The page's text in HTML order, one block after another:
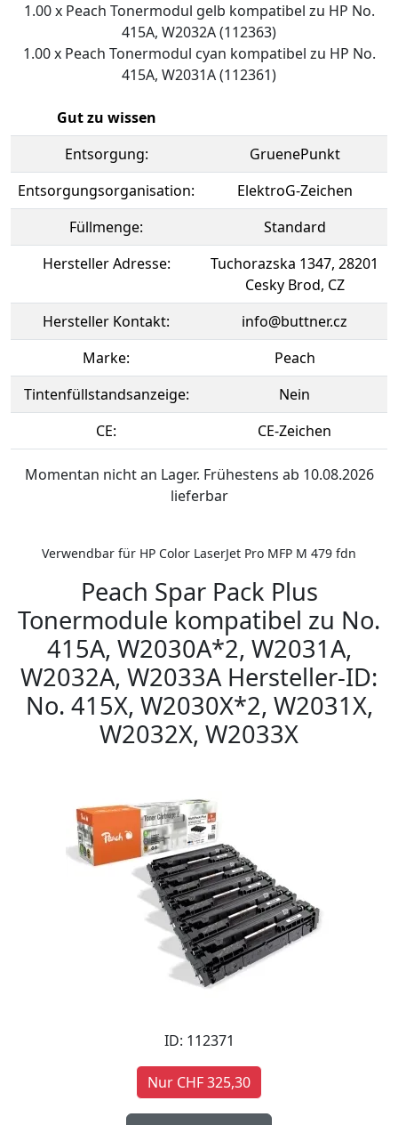
1.00 x Peach Tonermodul gelb kompatibel zu HP No.
415A, W2032A (112363)
1.00 x Peach Tonermodul cyan kompatibel zu HP No.
415A, W2031A (112361)
Gut zu wissen
Entsorgung:
GruenePunkt
Entsorgungsorganisation:
ElektroG-Zeichen
Füllmenge:
Standard
Hersteller Adresse:
Tuchorazska 1347, 28201
Cesky Brod, CZ
Hersteller Kontakt:
info@buttner.cz
Marke:
Peach
Tintenfüllstandsanzeige:
Nein
CE:
CE-Zeichen
Momentan nicht an Lager. Frühestens ab 10.08.2026
lieferbar
Verwendbar für HP Color LaserJet Pro MFP M 479 fdn
Peach Spar Pack Plus
Tonermodule kompatibel zu No.
415A, W2030A*2, W2031A,
W2032A, W2033A Hersteller-ID:
No. 415X, W2030X*2, W2031X,
W2032X, W2033X
ID: 112371
Nur CHF 325,30